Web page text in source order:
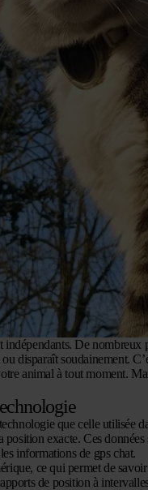
De nombreux
disparaît soudainement.
animal à tout moment.
que celle utilisée
position exacte. Ces
informations de gps chat.
ce qui permet de
de position à